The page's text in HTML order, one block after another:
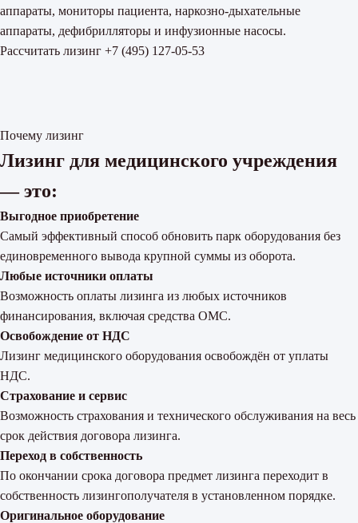
аппараты, мониторы пациента, наркозно-дыхательные
аппараты, дефибрилляторы и инфузионные насосы.
Рассчитать лизинг +7 (495) 127-05-53
Почему лизинг
Лизинг для медицинского учреждения
— это:
Выгодное приобретение
Самый эффективный способ обновить парк оборудования без
единовременного вывода крупной суммы из оборота.
Любые источники оплаты
Возможность оплаты лизинга из любых источников
финансирования, включая средства ОМС.
Освобождение от НДС
Лизинг медицинского оборудования освобождён от уплаты
НДС.
Страхование и сервис
Возможность страхования и технического обслуживания на весь
срок действия договора лизинга.
Переход в собственность
По окончании срока договора предмет лизинга переходит в
собственность лизингополучателя в установленном порядке.
Оригинальное оборудование